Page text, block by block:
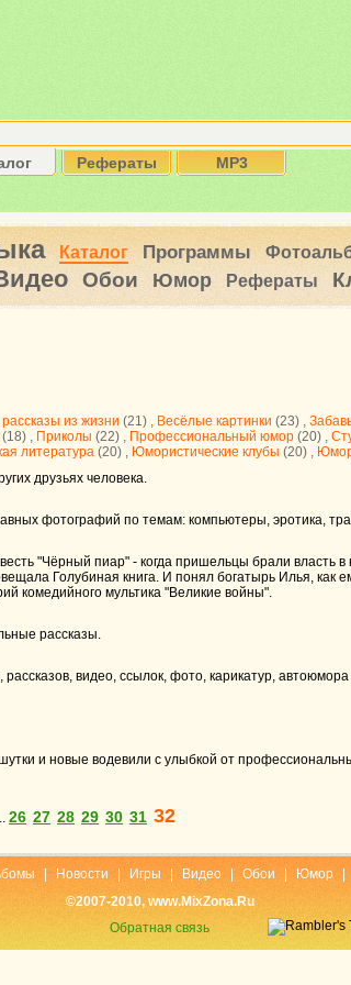
Рефераты MP3
Каталог Программы
Обои Юмор Рефераты
рассказы из жизни (21) , Весёлые картинки (23) ,
(18) , Приколы (22) , Профессиональный юмор (20) ,
литература (20) , Юмористические клубы (20) ,
друзьях человека.
фотографий по темам: компьютеры, эротика,
"Чёрный пиар" - когда пришельцы брали власть
Голубиная книга. И понял богатырь Илья, как
комедийного мультика "Великие войны".
рассказы.
видео, ссылок, фото, карикатур,
и новые водевили с улыбкой от
26 27 28 29 30 31 32
Новости Игры Видео Обои Юмор
©2007-2010, www.MixZona.Ru
Обратная связь